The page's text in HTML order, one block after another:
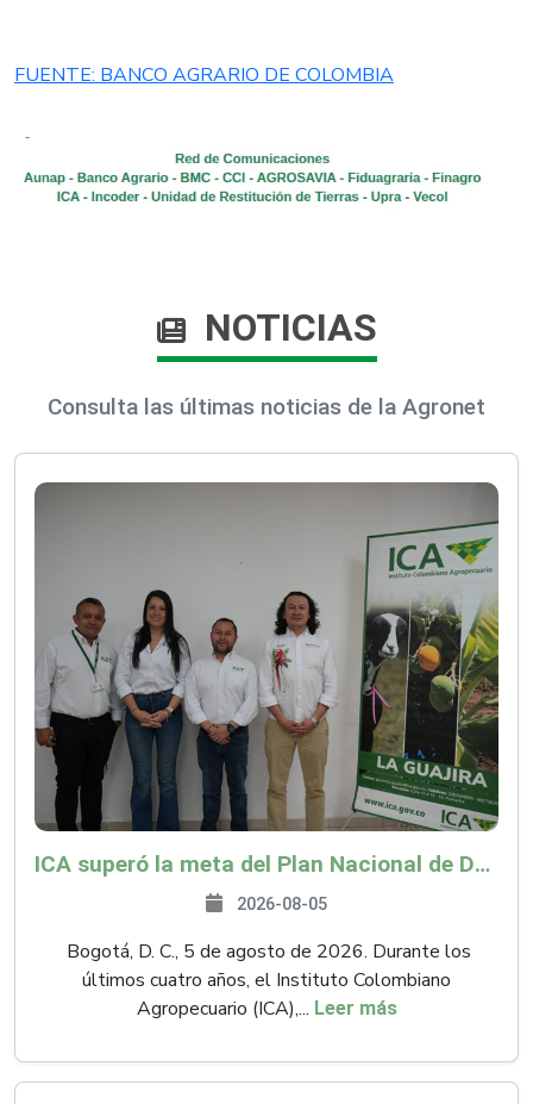
FUENTE: BANCO AGRARIO DE COLOMBIA
NOTICIAS
Consulta las últimas noticias de la Agronet
ICA superó la meta del Plan Nacional de Desarrollo y abrió 61 mercados internacionales
2026-08-05
Bogotá, D. C., 5 de agosto de 2026. Durante los
últimos cuatro años, el Instituto Colombiano
Agropecuario (ICA),... Leer más